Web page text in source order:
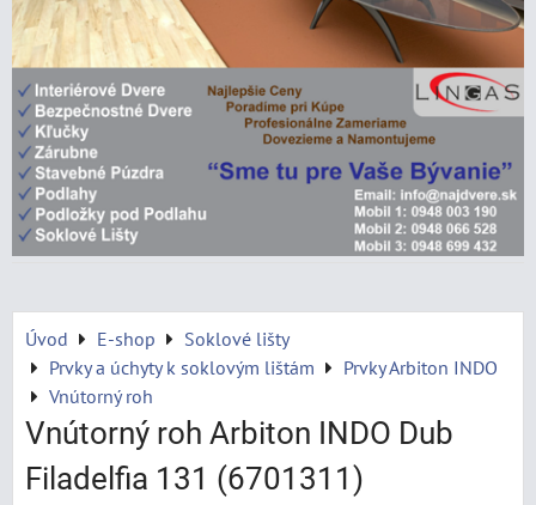
Úvod E-shop
Soklové lišty
Prvky a úchyty k soklovým lištám
Prvky Arbiton INDO
Vnútorný roh
Vnútorný roh Arbiton INDO Dub
Filadelfia 131 (6701311)